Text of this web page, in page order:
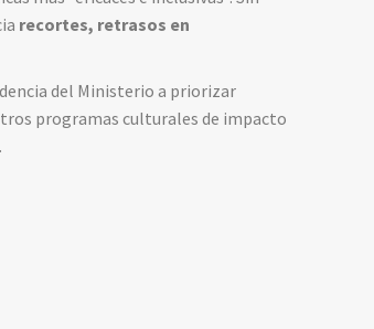
recortes, retrasos en
del Ministerio a priorizar
programas culturales de impacto